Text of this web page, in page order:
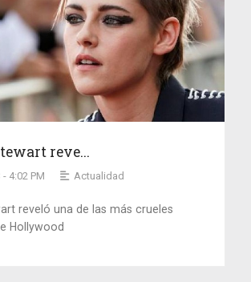
reve...
4:02 PM Actualidad
reveló una de las más crueles
Hollywood